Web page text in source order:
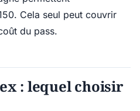
Cela seul peut couvrir
du pass.
: lequel choisir